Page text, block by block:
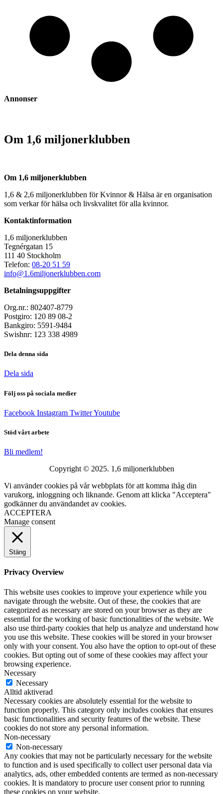
Annonser
Om 1,6 miljonerklubben
Om 1,6 miljonerklubben
1,6 & 2,6 miljonerklubben för Kvinnor & Hälsa är en organisation
som verkar för hälsa och livskvalitet för alla kvinnor.
Kontaktinformation
1,6 miljonerklubben
Tegnérgatan 15
111 40 Stockholm
Telefon: 08-20 51 59
info@1.6miljonerklubben.com
Betalningsuppgifter
Org.nr.: 802407-8779
Postgiro: 120 89 08-2
Bankgiro: 5591-9484
Swishnr: 123 338 4989
Dela denna sida
Dela sida
Följ oss på sociala medier
Facebook Instagram TwitterYoutube
Stöd vårt arbete
Bli medlem!
Copyright © 2025. 1,6 miljonerklubben
Vi använder cookies på vår webbplats för att komma ihåg din
varukorg, inloggning och liknande. Genom att klicka "Acceptera"
godkänner du användandet av cookies.
ACCEPTERA
Manage consent
Stäng
Privacy Overview
This website uses cookies to improve your experience while you
navigate through the website. Out of these, the cookies that are
categorized as necessary are stored on your browser as they are
essential for the working of basic functionalities of the website. We
also use third-party cookies that help us analyze and understand how
you use this website. These cookies will be stored in your browser
only with your consent. You also have the option to opt-out of these
cookies. But opting out of some of these cookies may affect your
browsing experience.
Necessary
Necessary
Alltid aktiverad
Necessary cookies are absolutely essential for the website to
function properly. This category only includes cookies that ensures
basic functionalities and security features of the website. These
cookies do not store any personal information.
Non-necessary
Non-necessary
Any cookies that may not be particularly necessary for the website
to function and is used specifically to collect user personal data via
analytics, ads, other embedded contents are termed as non-necessary
cookies. It is mandatory to procure user consent prior to running
these cookies on your website.